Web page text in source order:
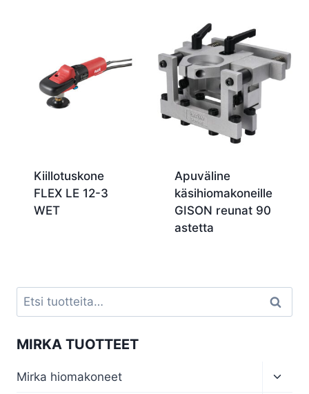
Kiillotuskone
FLEX LE 12-3
WET
Apuväline
käsihiomakoneille
GISON reunat 90
astetta
Etsi: Haku
MIRKA TUOTTEET
Mirka hiomakoneet